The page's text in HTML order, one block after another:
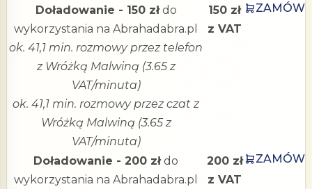
Doładowanie - 150 złdo
wykorzystania na Abrahadabra.pl
ok. 41,1 min. rozmowy przez telefon
z Wróżką Malwiną (3.65 z
VAT/minuta)
ok. 41,1 min. rozmowy przez czat z
Wróżką Malwiną (3.65 z
VAT/minuta)
150 zł
z VAT
ZAMÓW
Doładowanie - 200 złdo
wykorzystania na Abrahadabra.pl
200 zł
z VAT
ZAMÓW